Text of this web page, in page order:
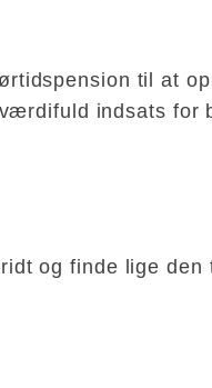
til at
indsats for
og finde lige